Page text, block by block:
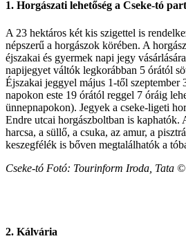
1. Horgászati lehetőség a Cseke-tó
A 23 hektáros két kis szigettel is
népszerű a horgászok körében. A
éjszakai és gyermek napi jegy
napijegyet váltók legkorábban 5 órától
Éjszakai jeggyel május 1-től szeptember
napokon este 19 órától reggel 7 óráig
ünnepnapokon). Jegyek a cseke-ligeti
Endre utcai horgászboltban is kaphatók.
harcsa, a süllő, a csuka, az amur, a
keszegfélék is bőven megtalálhatók a
Cseke-tó Fotó: Tourinform Iroda, Tata ©
2. Kálvária